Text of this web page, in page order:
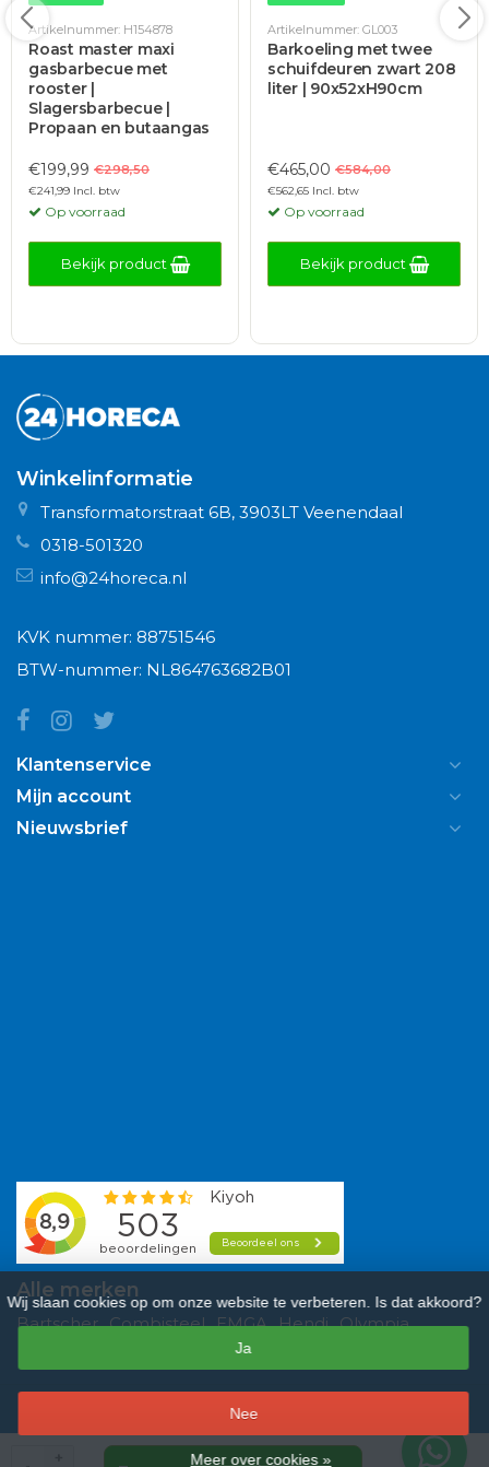
Artikelnummer: H154878
Roast master maxi
gasbarbecue met
rooster |
Slagersbarbecue |
Propaan en butaangas
€199,99 €298,50
€241,99 Incl. btw
Op voorraad
Bekijk product
Artikelnummer: GL003
Barkoeling met twee
schuifdeuren zwart 208
liter | 90x52xH90cm
€465,00 €584,00
€562,65 Incl. btw
Op voorraad
Bekijk product
Winkelinformatie
Transformatorstraat 6B, 3903LT Veenendaal
0318-501320
info@24horeca.nl
KVK nummer: 88751546
BTW-nummer: NL864763682B01
Klantenservice
Mijn account
Nieuwsbrief
Alle merken
Bartscher Combisteel EMGA Hendi Olympia
Vogue
beoordelingen.
Wij slaan cookies op om onze website te verbeteren. Is dat akkoord?
Ja
Nee
Meer over cookies »